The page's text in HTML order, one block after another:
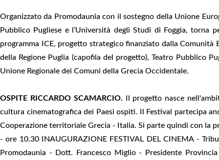
Organizzato da Promodaunia con il sostegno della Unione
Pubblico Pugliese e l’Università degli Studi di Foggia,
programma ICE, progetto strategico finanziato dalla Comunità
della Regione Puglia (capofila del progetto), Teatro Pubblico
Unione Regionale dei Comuni della Grecia Occidentale.
OSPITE RICCARDO SCAMARCIO. Il progetto nasce
cultura cinematografica dei Paesi ospiti. Il Festival partecipa
Cooperazione territoriale Grecia - Italia. Si parte quindi con la
- ore 10.30 INAUGURAZIONE FESTIVAL DEL CINEMA -
Promodaunia - Dott. Francesco Miglio - Presidente